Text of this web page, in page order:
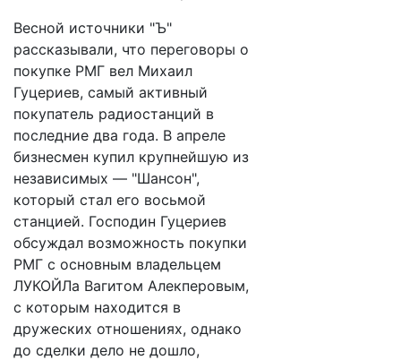
Весной источники "Ъ"
рассказывали, что переговоры о
покупке РМГ вел Михаил
Гуцериев, самый активный
покупатель радиостанций в
последние два года. В апреле
бизнесмен купил крупнейшую из
независимых — "Шансон",
который стал его восьмой
станцией. Господин Гуцериев
обсуждал возможность покупки
РМГ с основным владельцем
ЛУКОЙЛа Вагитом Алекперовым,
с которым находится в
дружеских отношениях, однако
до сделки дело не дошло,